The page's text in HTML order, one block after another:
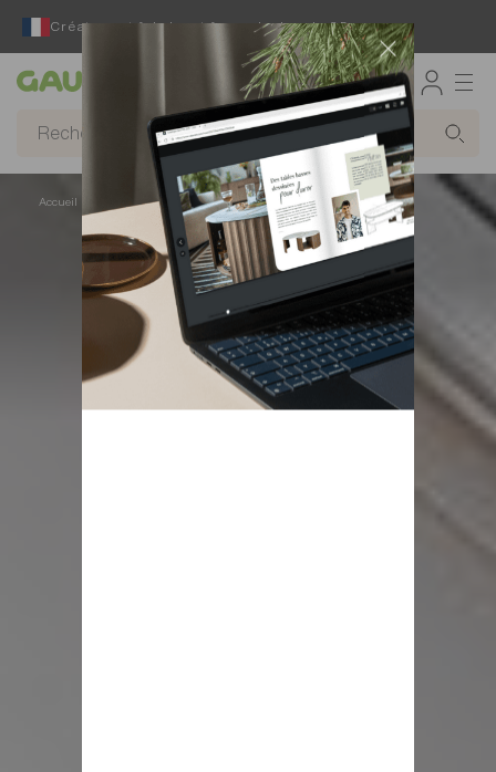
Créateur et fabricant français depuis 65 ans
Gautier
Accueil Meubles gain de place Bureaux